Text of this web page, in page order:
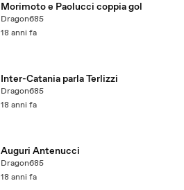
Morimoto e Paolucci coppia gol
Dragon685
18 anni fa
Inter-Catania parla Terlizzi
Dragon685
18 anni fa
Auguri Antenucci
Dragon685
18 anni fa